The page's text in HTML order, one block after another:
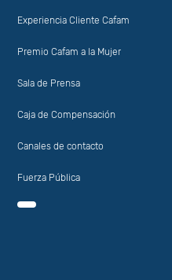
Experiencia Cliente Cafam
Premio Cafam a la Mujer
Sala de Prensa
Caja de Compensación
Canales de contacto
Fuerza Pública